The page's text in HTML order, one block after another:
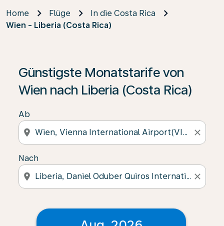
Home Flüge
In die Costa Rica
Wien - Liberia (Costa Rica)
Günstigste Monatstarife von
Wien nach Liberia (Costa Rica)
Ab
location_on close
Nach
location_on close